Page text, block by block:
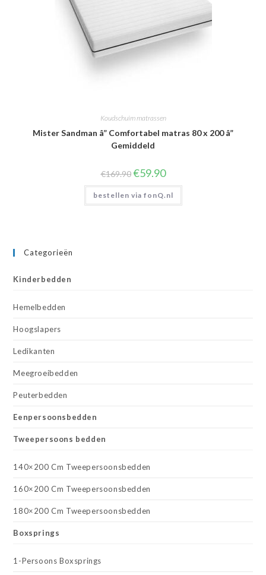
Koudschuim matrassen
Mister Sandman â” Comfortabel matras 80 x 200 â”
Gemiddeld
€169.90 Oorspronkelijke
prijs
was:
€169.90.
€59.90Huidige
prijs
is:
€59.90.
bestellen via fonQ.nl
Categorieën
Kinderbedden
Hemelbedden
Hoogslapers
Ledikanten
Meegroeibedden
Peuterbedden
Eenpersoonsbedden
Tweepersoons bedden
140×200 Cm Tweepersoonsbedden
160×200 Cm Tweepersoonsbedden
180×200 Cm Tweepersoonsbedden
Boxsprings
1-Persoons Boxsprings